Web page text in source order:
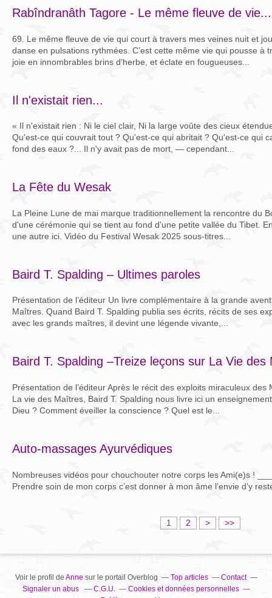
Rabîndranâth Tagore - Le même fleuve de vie...
69. Le même fleuve de vie qui court à travers mes veines nuit et
danse en pulsations rythmées. C’est cette même vie qui pousse à
joie en innombrables brins d’herbe, et éclate en fougueuses...
Il n'existait rien...
« Il n'existait rien : Ni le ciel clair, Ni la large voûte des cieux
Qu'est-ce qui couvrait tout ? Qu'est-ce qui abritait ? Qu'est-ce qui
fond des eaux ?... Il n'y avait pas de mort, — cependant...
La Fête du Wesak
La Pleine Lune de mai marque traditionnellement la rencontre du
d'une cérémonie qui se tient au fond d'une petite vallée du Tibet.
une autre ici. Vidéo du Festival Wesak 2025 sous-titres...
Baird T. Spalding – Ultimes paroles
Présentation de l’éditeur Un livre complémentaire à la grande
Maîtres. Quand Baird T. Spalding publia ses écrits, récits de ses
avec les grands maîtres, il devint une légende vivante,...
Baird T. Spalding –Treize leçons sur La Vie des
Présentation de l’éditeur Après le récit des exploits miraculeux
La vie des Maîtres, Baird T. Spalding nous livre ici un
Dieu ? Comment éveiller la conscience ? Quel est le...
Auto-massages Ayurvédiques
Nombreuses vidéos pour chouchouter notre corps les Ami(e)s !
Prendre soin de mon corps c’est donner à mon âme l’envie d’y
1 2 > >>
Voir le profil de Anne sur le portail Overblog Top articles
Contact
Signaler un abus
C.G.U.
Cookies et données personnelles